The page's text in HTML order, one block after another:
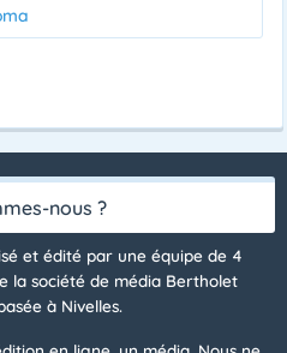
nous ?
et édité par une équipe de 4
la société de média Bertholet
à Nivelles.